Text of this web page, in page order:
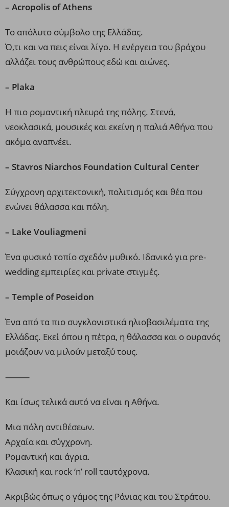
– Acropolis of Athens
Το απόλυτο σύμβολο της Ελλάδας.
Ό,τι και να πεις είναι λίγο. Η ενέργεια του βράχου
αλλάζει τους ανθρώπους εδώ και αιώνες.
– Plaka
Η πιο ρομαντική πλευρά της πόλης. Στενά,
νεοκλασικά, μουσικές και εκείνη η παλιά Αθήνα που
ακόμα αναπνέει.
– Stavros Niarchos Foundation Cultural Center
Σύγχρονη αρχιτεκτονική, πολιτισμός και θέα που
ενώνει θάλασσα και πόλη.
– Lake Vouliagmeni
Ένα φυσικό τοπίο σχεδόν μυθικό. Ιδανικό για pre-
wedding εμπειρίες και private στιγμές.
– Temple of Poseidon
Ένα από τα πιο συγκλονιστικά ηλιοβασιλέματα της
Ελλάδας. Εκεί όπου η πέτρα, η θάλασσα και ο ουρανός
μοιάζουν να μιλούν μεταξύ τους.
⸻
Και ίσως τελικά αυτό να είναι η Αθήνα.
Μια πόλη αντιθέσεων.
Αρχαία και σύγχρονη.
Ρομαντική και άγρια.
Κλασική και rock ‘n’ roll ταυτόχρονα.
Ακριβώς όπως ο γάμος της Ράνιας και του Στράτου.